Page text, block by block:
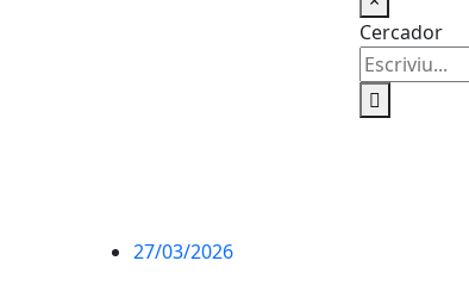
Cercador
27/03/2026